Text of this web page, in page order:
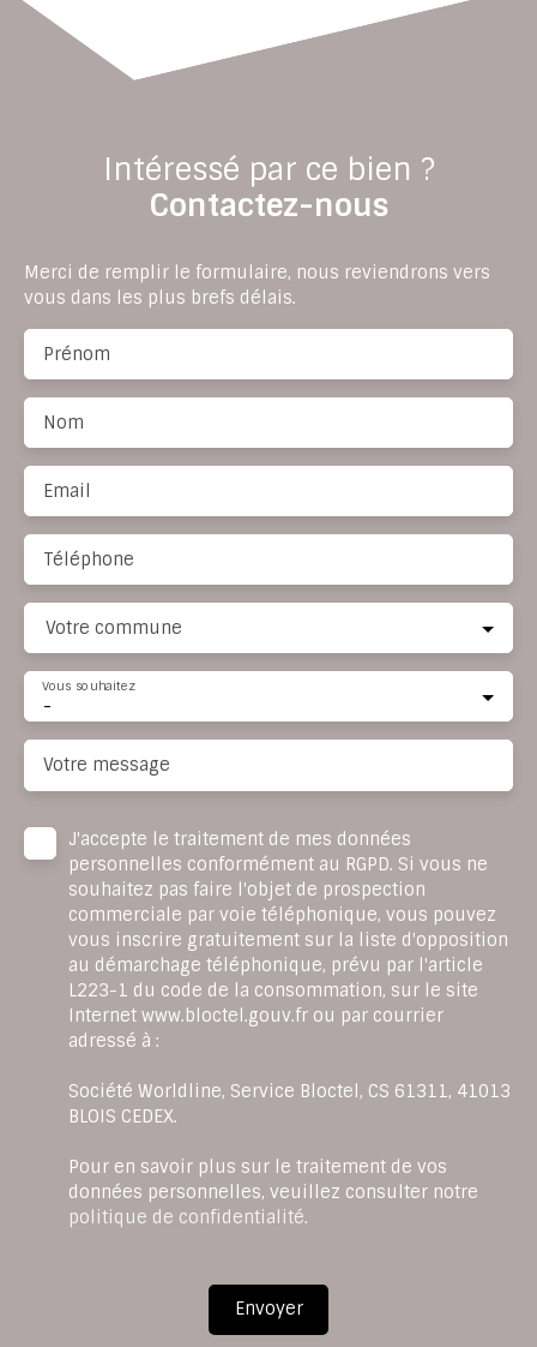
Intéressé par ce bien ?
Contactez-nous
Merci de remplir le formulaire, nous reviendrons vers
vous dans les plus brefs délais.
Prénom
Nom
Email
Téléphone
Votre commune
-
Vous souhaitez
Votre message
J'accepte le traitement de mes données
personnelles conformément au RGPD. Si vous ne
souhaitez pas faire l'objet de prospection
commerciale par voie téléphonique, vous pouvez
vous inscrire gratuitement sur la liste d'opposition
au démarchage téléphonique, prévu par l'article
L223-1 du code de la consommation, sur le site
Internet www.bloctel.gouv.fr ou par courrier
adressé à :
Société Worldline, Service Bloctel, CS 61311, 41013
BLOIS CEDEX.
Pour en savoir plus sur le traitement de vos
données personnelles, veuillez consulter notre
politique de confidentialité.
Envoyer